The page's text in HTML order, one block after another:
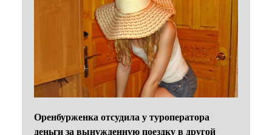
Оренбурженка отсудила у туроператора
деньги за вынужденную поездку в другой